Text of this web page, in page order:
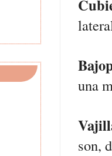
una
son,